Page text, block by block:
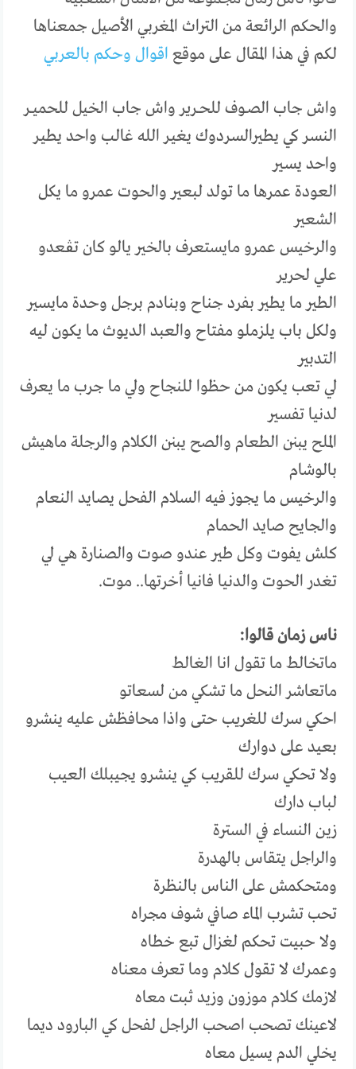
والحكم الرائعة من التراث المغربي الأصيل جمعناها
لكم في هذا المقال على موقع اقوال وحكم بالعربي
واش جاب الصــوف للحـــرير واش جاب الخيل للحميـــر
النسـر كي يطيرالسـردوك يغيـر الله غالـب واحد يطيـر
واحد يسـير
العودة عمرها ما تولد لبعير والحوت عمرو ما يكل
الشعير
والرخيس عمرو مايستعرف بالخير يالو كان تڨعدو
علي لحرير
الطير ما يطير بفرد جناح وبنادم برجل وحدة مايسير
ولكل باب يلزملو مفتاح والعبد الديوث ما يكون ليه
التدبير
لي تعب يكون من حظوا للنجاح ولي ما جرب ما يعرف
لدنيا تفسير
الملح يبنن الطعام والصح يبنن الكلام والرجلة ماهيش
بالوشام
والرخيس ما يجوز فيه السلام الفحل يصايد النعام
والجايح صايد الحمام
كلش يفوت وكل طير عندو صوت والصنارة هي لي
تغدر الحوت والدنيا فانيا أخرتها.. موت.
ناس زمان قالوا:
ماتخالط ما تقول انا الغالط
ماتعاشر النحل ما تشكي من لسعاتو
احكي سرك للغريب حتى واذا محافظش عليه ينشرو
بعيد على دوارك
ولا تحكي سرك للقريب كي ينشرو يجيبلك العيب
لباب دارك
زين النساء في السترة
والراجل يتقاس بالهدرة
ومتحكمش على الناس بالنظرة
تحب تشرب الماء صافي شوف مجراه
ولا حبيت تحكم لغزال تبع خطاه
وعمرك لا تقول كلام وما تعرف معناه
لازمك كلام موزون وزيد ثبت معاه
لاعينك تصحب اصحب الراجل لفحل كي البارود ديما
يخلي الدم يسيل معاه